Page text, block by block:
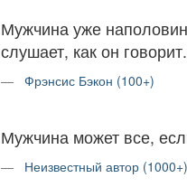
Мужчина уже
слушает, как он говорит.
Фрэнсис Бэкон (100+)
Мужчина может все,
Неизвестный автор (1000+)